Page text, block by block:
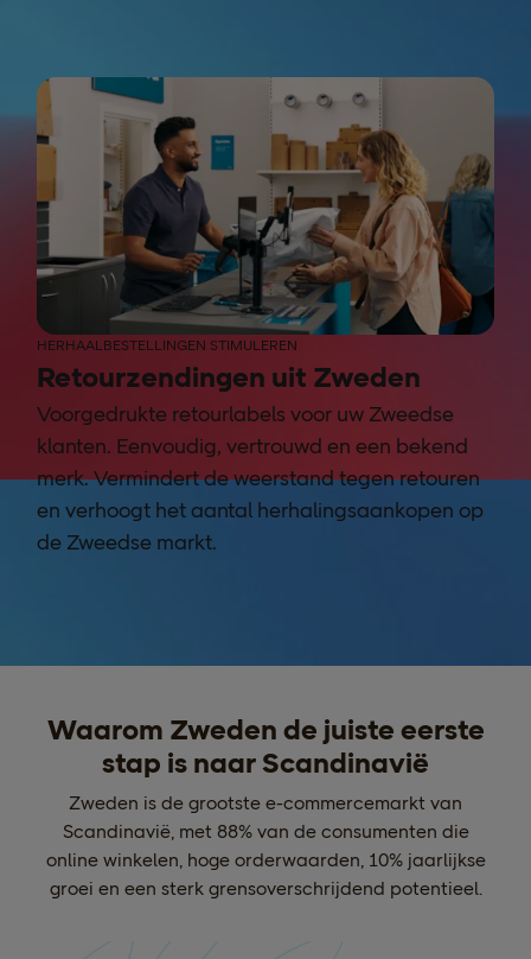
HERHAALBESTELLINGEN STIMULEREN
Retourzendingen uit Zweden
Voorgedrukte retourlabels voor uw Zweedse
klanten. Eenvoudig, vertrouwd en een bekend
merk. Vermindert de weerstand tegen retouren
en verhoogt het aantal herhalingsaankopen op
de Zweedse markt.
Waarom Zweden de juiste eerste
stap is naar Scandinavië
Zweden is de grootste e-commercemarkt van
Scandinavië, met 88% van de consumenten die
online winkelen, hoge orderwaarden, 10% jaarlijkse
groei en een sterk grensoverschrijdend potentieel.